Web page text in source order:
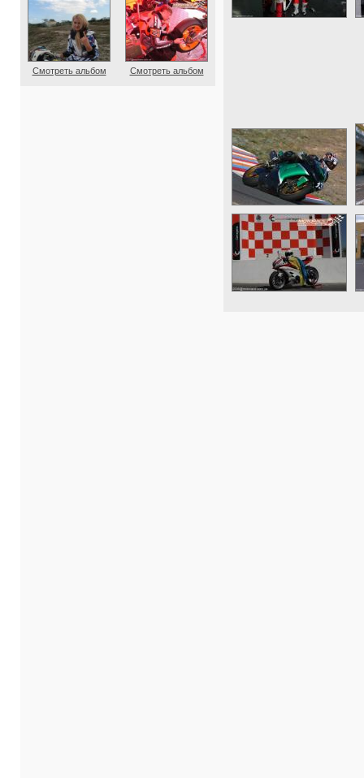
Смотреть альбом Смотреть альбом